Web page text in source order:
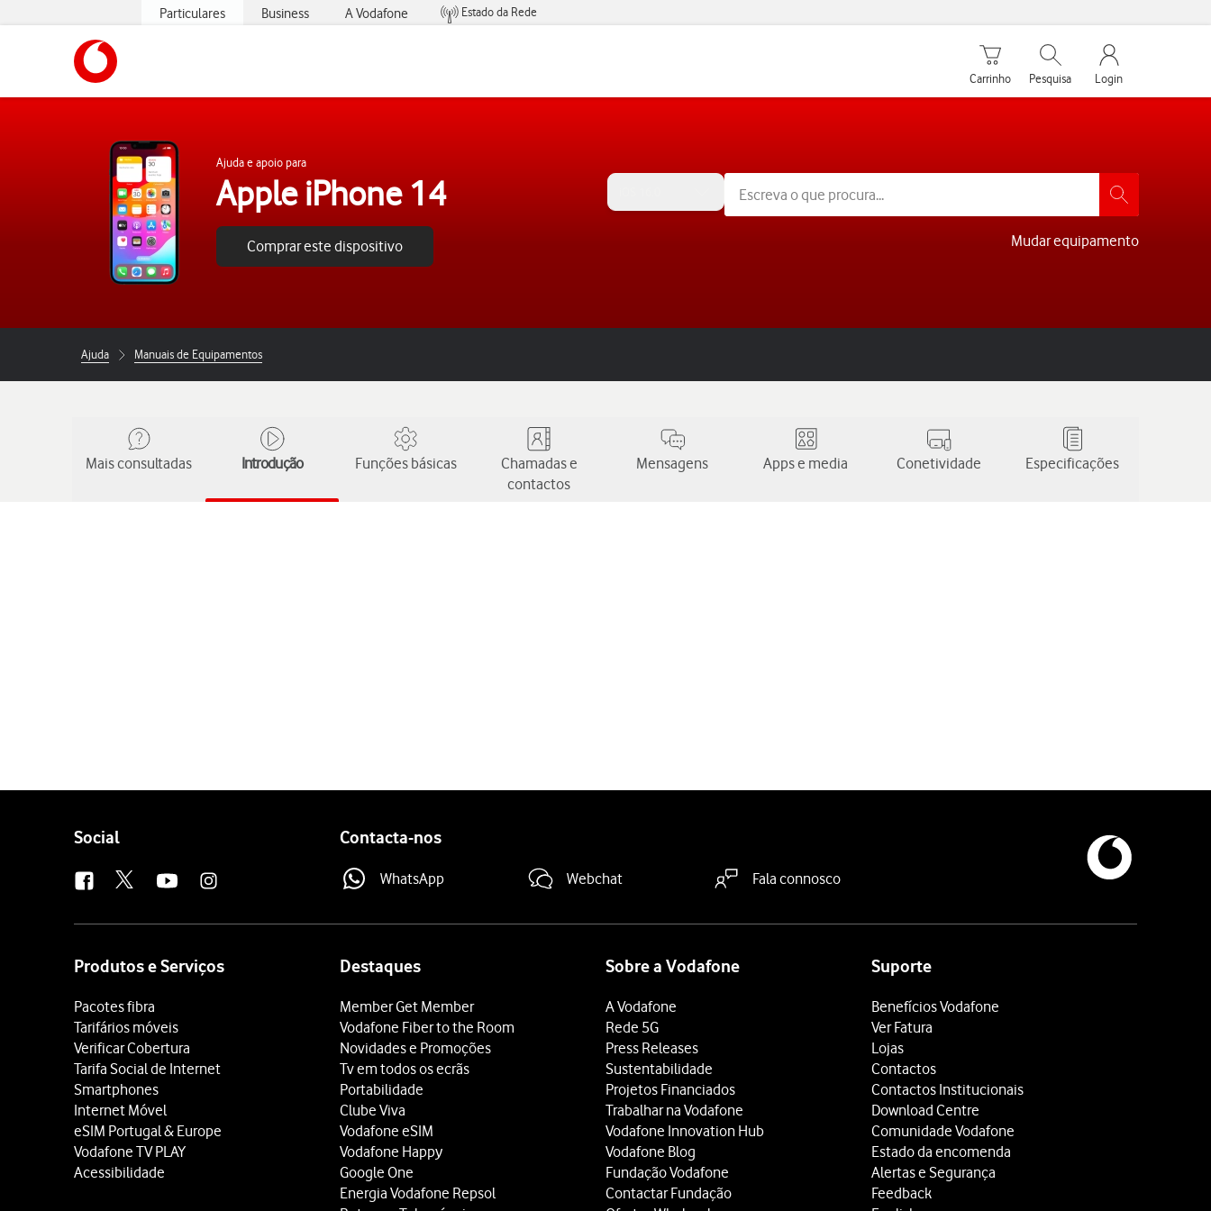
Particulares Business A Vodafone
Estado da Rede
Carrinho de compras
Carrinho
Pesquisar
Pesquisa
My Vodafone
Login
Ajuda e apoio para
Apple iPhone 14
Comprar este dispositivo Mudar equipamento
Ajuda Manuais de Equipamentos
Mais consultadas Introdução Funções básicas
Chamadas e
contactos
Mensagens Apps e media Conetividade Especificações
Follow
Social Contacta-nos
WhatsApp Webchat Fala connosco
Produtos e Serviços
Pacotes fibra
Tarifários móveis
Verificar Cobertura
Tarifa Social de Internet
Smartphones
Internet Móvel
eSIM Portugal & Europe
Vodafone TV PLAY
Acessibilidade
Destaques
Member Get Member
Vodafone Fiber to the Room
Novidades e Promoções
Tv em todos os ecrãs
Portabilidade
Clube Viva
Vodafone eSIM
Vodafone Happy
Google One
Energia Vodafone Repsol
Sobre a Vodafone
A Vodafone
Rede 5G
Press Releases
Sustentabilidade
Projetos Financiados
Trabalhar na Vodafone
Vodafone Innovation Hub
Vodafone Blog
Fundação Vodafone
Contactar Fundação
Suporte
Benefícios Vodafone
Ver Fatura
Lojas
Contactos
Contactos Institucionais
Download Centre
Comunidade Vodafone
Estado da encomenda
Alertas e Segurança
Feedback